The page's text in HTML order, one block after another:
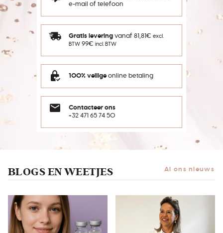
e-mail of telefoon
Gratis levering vanaf 81,81€ excl.
BTW 99€ incl. BTW
100% veilige online betaling
Contacteer ons
+32 471 65 74 50
BLOGS EN WEETJES Al ons nieuws